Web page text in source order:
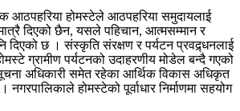
आठपहरिया होमस्टेले आठपहरिया समुदायलाई
दिएको छैन, यसले पहिचान, आत्मसम्मान र
दिएको छ । संस्कृति संरक्षण र पर्यटन प्रवद्र्धनलाई
ग्रामीण पर्यटनको उदाहरणीय मोडेल बन्दै गएको
अधिकारी समेत रहेका आर्थिक विकास अधिकृत
होमस्टेको पूर्वाधार निर्माणमा सहयोग